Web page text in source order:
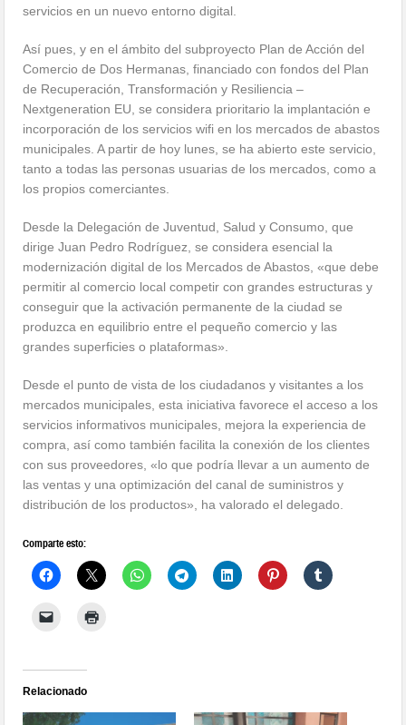
servicios en un nuevo entorno digital.
Así pues, y en el ámbito del subproyecto Plan de Acción del
Comercio de Dos Hermanas, financiado con fondos del Plan
de Recuperación, Transformación y Resiliencia –
Nextgeneration EU, se considera prioritario la implantación e
incorporación de los servicios wifi en los mercados de abastos
municipales. A partir de hoy lunes, se ha abierto este servicio,
tanto a todas las personas usuarias de los mercados, como a
los propios comerciantes.
Desde la Delegación de Juventud, Salud y Consumo, que
dirige Juan Pedro Rodríguez, se considera esencial la
modernización digital de los Mercados de Abastos, «que debe
permitir al comercio local competir con grandes estructuras y
conseguir que la activación permanente de la ciudad se
produzca en equilibrio entre el pequeño comercio y las
grandes superficies o plataformas».
Desde el punto de vista de los ciudadanos y visitantes a los
mercados municipales, esta iniciativa favorece el acceso a los
servicios informativos municipales, mejora la experiencia de
compra, así como también facilita la conexión de los clientes
con sus proveedores, «lo que podría llevar a un aumento de
las ventas y una optimización del canal de suministros y
distribución de los productos», ha valorado el delegado.
Comparte esto:
Relacionado